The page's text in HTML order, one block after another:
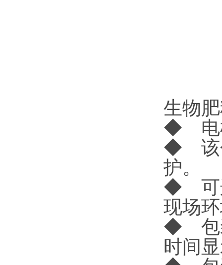
生物
◆ 电
◆ 该
护。
◆ 可
现场
◆ 包
时间